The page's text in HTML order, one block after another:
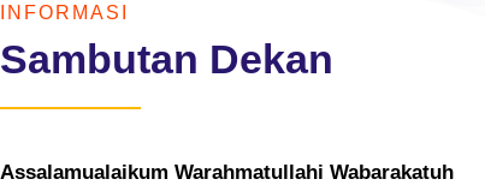
INFORMASI
Sambutan Dekan
Assalamualaikum Warahmatullahi Wabarakatuh